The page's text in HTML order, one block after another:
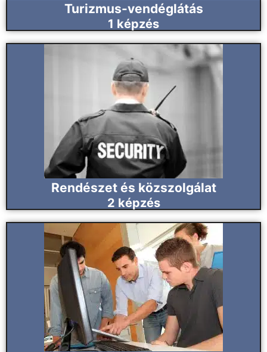
Turizmus-vendéglátás
1 képzés
Rendészet és közszolgálat
2 képzés